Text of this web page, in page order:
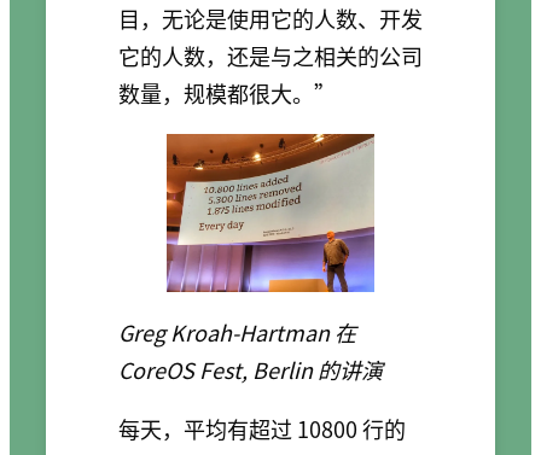
目，无论是使用它的人数、开发
它的人数，还是与之相关的公司
数量，规模都很大。”
Greg Kroah-Hartman 在
CoreOS Fest, Berlin 的讲演
每天，平均有超过 10800 行的